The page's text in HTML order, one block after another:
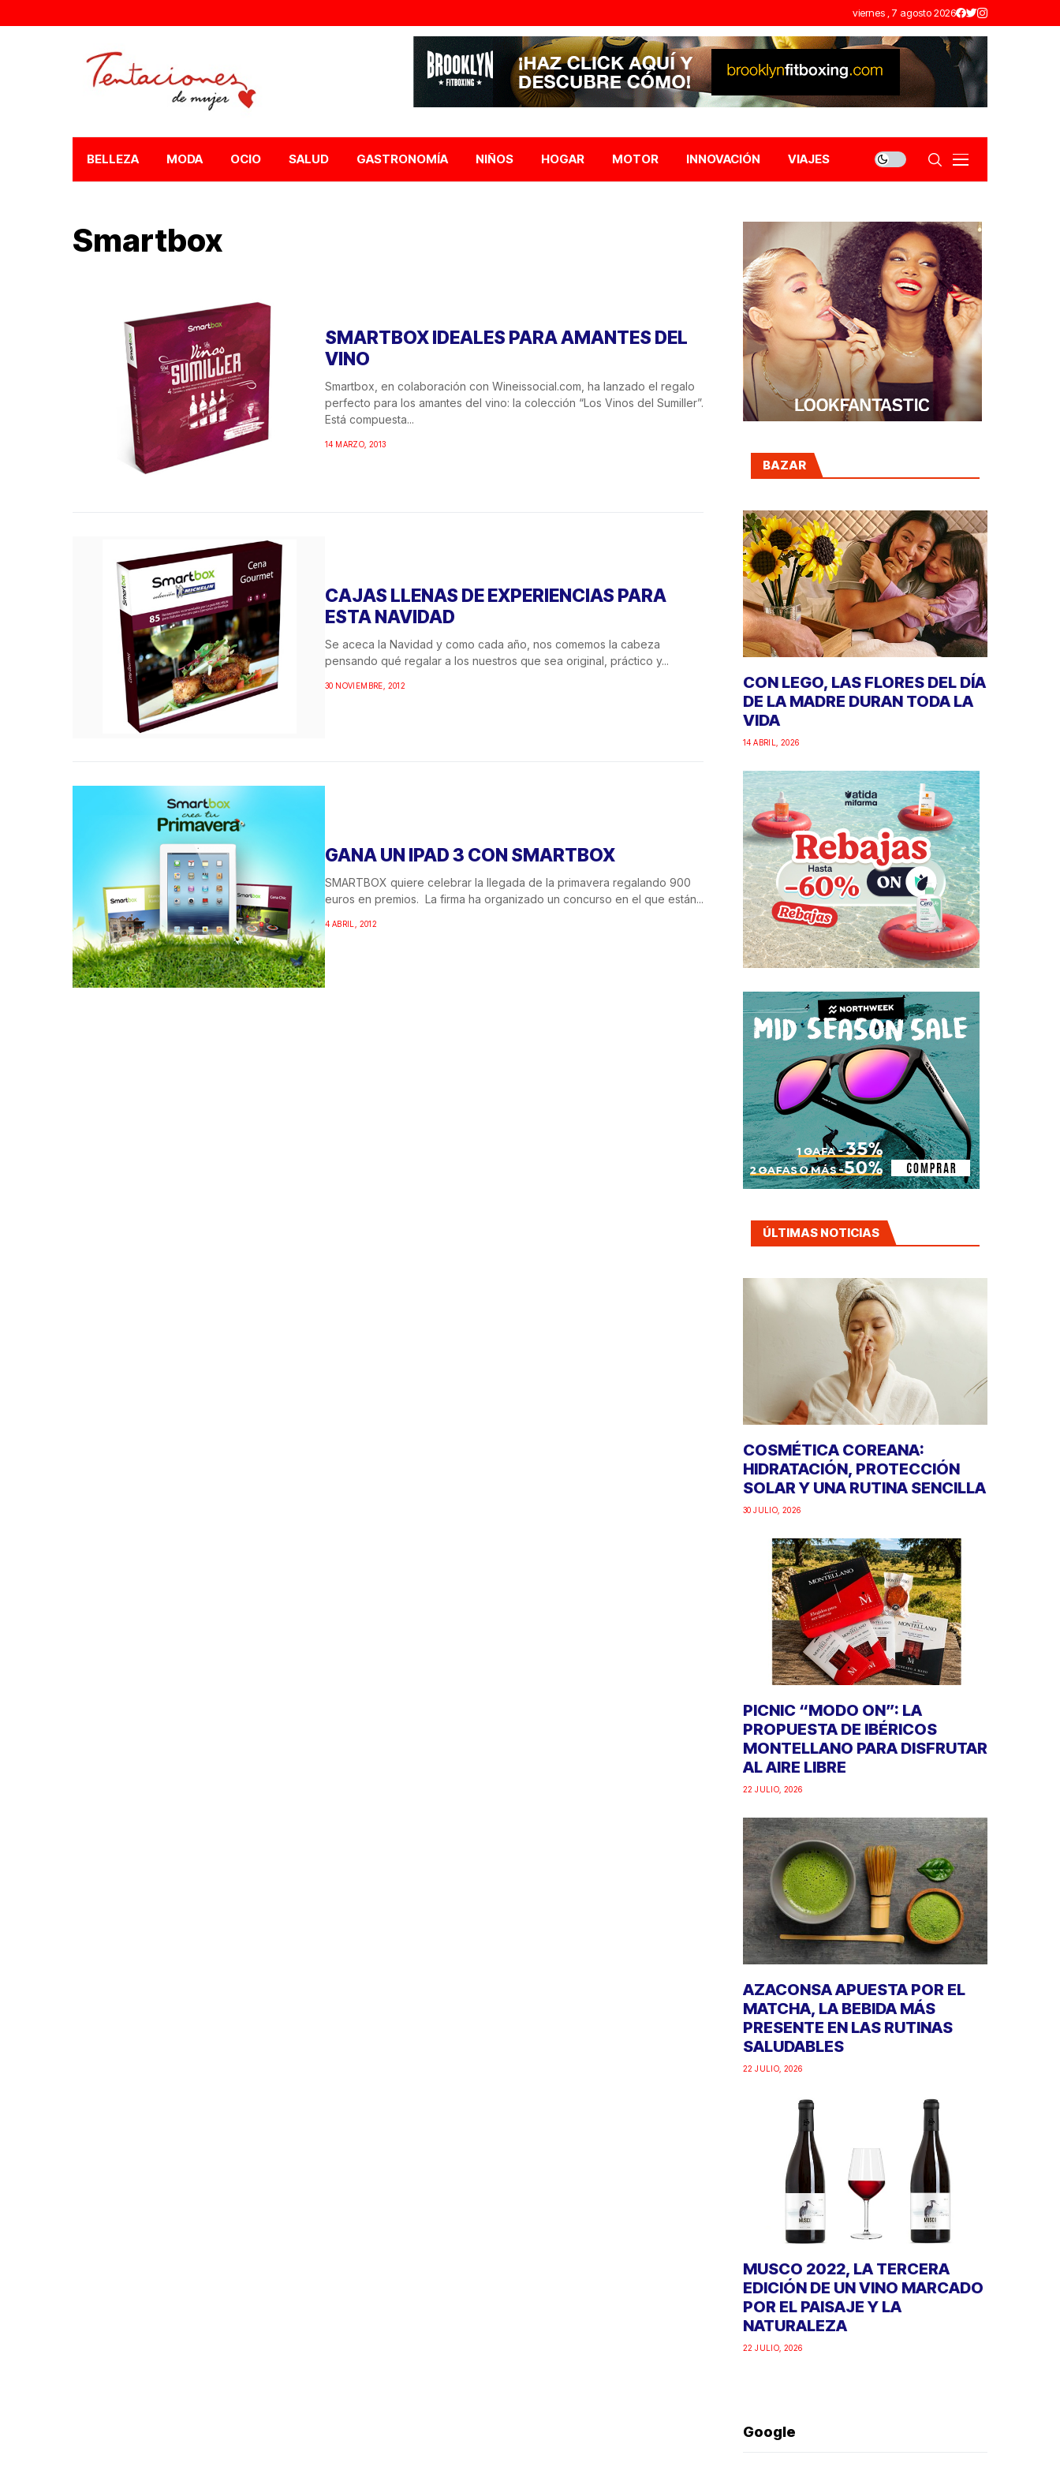
viernes , 7 agosto 2026
BELLEZA MODA OCIO SALUD GASTRONOMÍA NIÑOS HOGAR MOTOR INNOVACIÓN VIAJES
Smartbox
SMARTBOX IDEALES PARA AMANTES DEL
VINO
Smartbox, en colaboración con Wineissocial.com, ha lanzado el regalo
perfecto para los amantes del vino: la colección “Los Vinos del Sumiller”.
Está compuesta...
14 MARZO, 2013
CAJAS LLENAS DE EXPERIENCIAS PARA
ESTA NAVIDAD
Se aceca la Navidad y como cada año, nos comemos la cabeza
pensando qué regalar a los nuestros que sea original, práctico y...
30 NOVIEMBRE, 2012
GANA UN IPAD 3 CON SMARTBOX
SMARTBOX quiere celebrar la llegada de la primavera regalando 900
euros en premios. La firma ha organizado un concurso en el que están...
4 ABRIL, 2012
BAZAR
CON LEGO, LAS FLORES DEL DÍA
DE LA MADRE DURAN TODA LA
VIDA
14 ABRIL, 2026
ÚLTIMAS NOTICIAS
COSMÉTICA COREANA:
HIDRATACIÓN, PROTECCIÓN
SOLAR Y UNA RUTINA SENCILLA
30 JULIO, 2026
PICNIC “MODO ON”: LA
PROPUESTA DE IBÉRICOS
MONTELLANO PARA DISFRUTAR
AL AIRE LIBRE
22 JULIO, 2026
AZACONSA APUESTA POR EL
MATCHA, LA BEBIDA MÁS
PRESENTE EN LAS RUTINAS
SALUDABLES
22 JULIO, 2026
MUSCO 2022, LA TERCERA
EDICIÓN DE UN VINO MARCADO
POR EL PAISAJE Y LA
NATURALEZA
22 JULIO, 2026
Google